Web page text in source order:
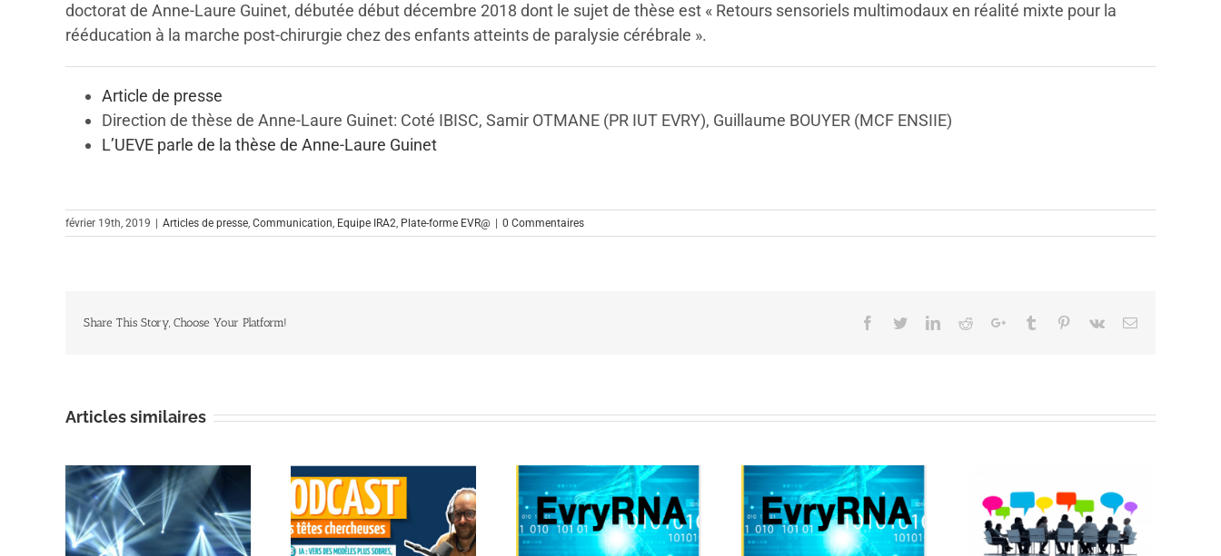
doctorat de Anne-Laure Guinet, débutée début décembre 2018 dont le sujet de thèse est « Retours sensoriels multimodaux en réalité mixte pour la
rééducation à la marche post-chirurgie chez des enfants atteints de paralysie cérébrale ».
Article de presse
Direction de thèse de Anne-Laure Guinet: Coté IBISC, Samir OTMANE (PR IUT EVRY), Guillaume BOUYER (MCF ENSIIE)
L’UEVE parle de la thèse de Anne-Laure Guinet
février 19th, 2019 Articles de presse, Communication, Equipe IRA2, Plate-forme EVR@ 0 Commentaires
Share This Story, Choose Your Platform! Facebook
TwitterLinkedinRedditGoogle+Tumblr Pinterest
Vk Email
Articles similaires